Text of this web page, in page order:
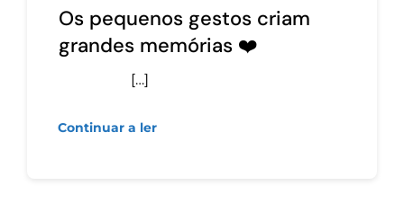
Os pequenos gestos criam
grandes memórias ❤️
[…]
Continuar a ler